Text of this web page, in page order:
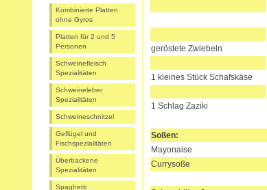
Kombinierte Platten
ohne Gyros
Platten für 2 und 5
Personen
Schweinefleisch
Spezialitäten
Schweineleber
Spezialitäten
Schweineschnitzel
Geflügel und
Fischspezialitäten
Überbackene
Spezialitäten
Spaghetti
geröstete Zwiebeln
1 kleines Stück Schafskäse
1 Schlag Zaziki
Soßen:
Mayonaise
Currysoße